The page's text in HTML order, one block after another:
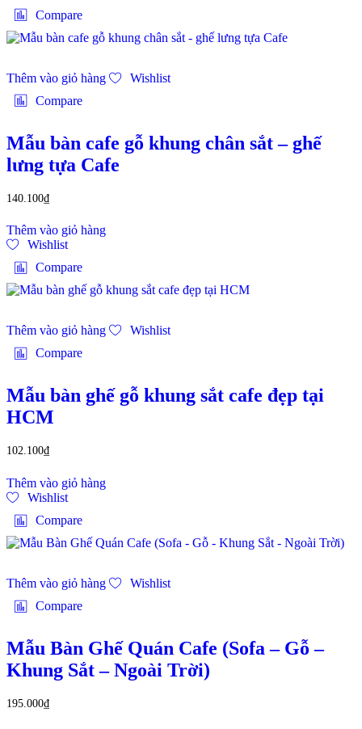
Compare
Thêm vào giỏ hàng
Wishlist
Compare
Mẫu bàn cafe gỗ khung chân sắt – ghế
lưng tựa Cafe
140.100₫
Thêm vào giỏ hàng
Wishlist
Compare
Thêm vào giỏ hàng
Wishlist
Compare
Mẫu bàn ghế gỗ khung sắt cafe đẹp tại
HCM
102.100₫
Thêm vào giỏ hàng
Wishlist
Compare
Thêm vào giỏ hàng
Wishlist
Compare
Mẫu Bàn Ghế Quán Cafe (Sofa – Gỗ –
Khung Sắt – Ngoài Trời)
195.000₫